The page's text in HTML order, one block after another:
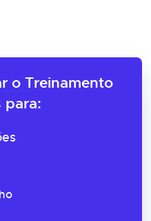
o Treinamento
para: